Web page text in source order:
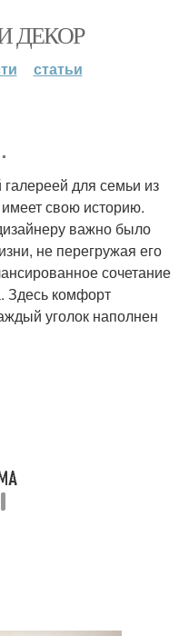
ДЕКОР
статьи
для семьи из
свою историю.
важно было
не перегружая его
сочетание
Здесь комфорт
уголок наполнен